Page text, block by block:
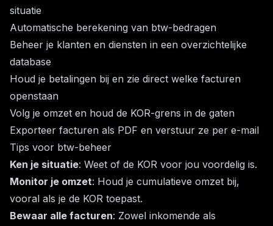
situatie
Automatische berekening van btw-bedragen
Beheer je klanten en diensten in een overzichtelijke
database
Houd je betalingen bij en zie direct welke facturen
openstaan
Volg je omzet en houd de KOR-grens in de gaten
Exporteer facturen als PDF en verstuur ze per e-mail
Tips voor btw-beheer
Ken je situatie: Weet of de KOR voor jou voordelig is.
Monitor je omzet: Houd je cumulatieve omzet bij,
vooral als je de KOR toepast.
Bewaar alle facturen: Zowel inkomende als